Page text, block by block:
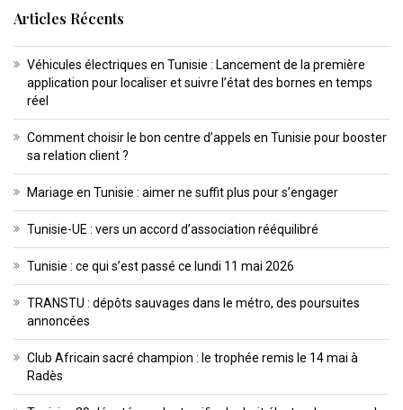
Articles Récents
Véhicules électriques en Tunisie : Lancement de la première
application pour localiser et suivre l’état des bornes en temps
réel
Comment choisir le bon centre d’appels en Tunisie pour booster
sa relation client ?
Mariage en Tunisie : aimer ne suffit plus pour s’engager
Tunisie-UE : vers un accord d’association rééquilibré
Tunisie : ce qui s’est passé ce lundi 11 mai 2026
TRANSTU : dépôts sauvages dans le métro, des poursuites
annoncées
Club Africain sacré champion : le trophée remis le 14 mai à
Radès